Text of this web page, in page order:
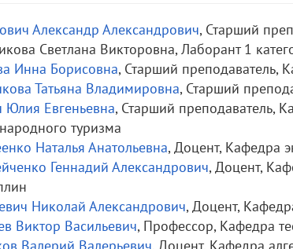
Александр Александрович, Старший
Светлана Викторовна, Лаборант 1
Инна Борисовна, Старший преподаватель,
Татьяна Владимировна, Старший
Юлия Евгеньевна, Старший преподаватель,
туризма
Наталья Анатольевна, Доцент, Кафедра
Геннадий Александрович, Доцент,
Николай Александрович, Доцент,
Виктор Васильевич, Профессор, Кафедра